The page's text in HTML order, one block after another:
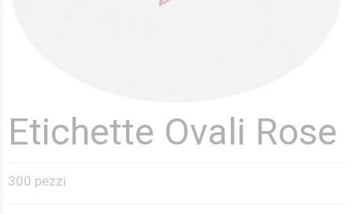
Etichette Ovali Rose
300 pezzi